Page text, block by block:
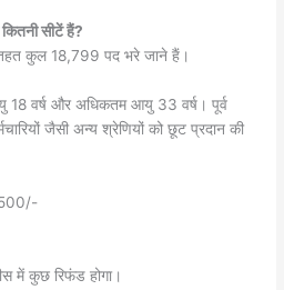
सीटें हैं?
तहत कुल 18,799 पद भरे जाने हैं।
वर्ष और अधिकतम आयु 33 वर्ष। पूर्व
जैसी अन्य श्रेणियों को छूट प्रदान की
में कुछ रिफंड होगा।